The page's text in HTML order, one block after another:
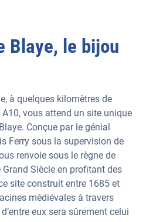
Blaye, le bijou
à quelques kilomètres de
A10, vous attend un site unique
Conçue par le génial
Ferry sous la supervision de
renvoie sous le règne de
Siècle en profitant des
site construit entre 1685 et
médiévales à travers
eux sera sûrement celui